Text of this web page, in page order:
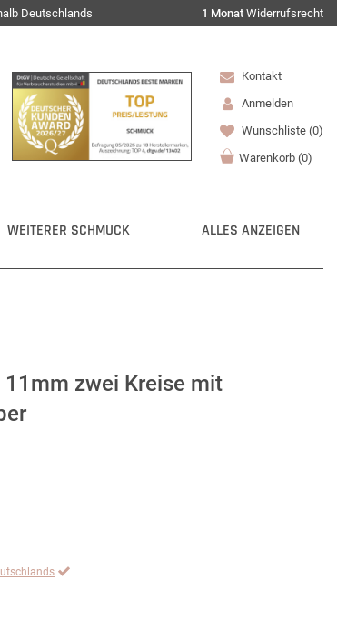
Deutschlands 1 Monat Widerrufsrecht
Kontakt
Anmelden
Wunschliste (0)
Warenkorb (0)
WEITERER SCHMUCK ALLES ANZEIGEN
11mm zwei Kreise mit